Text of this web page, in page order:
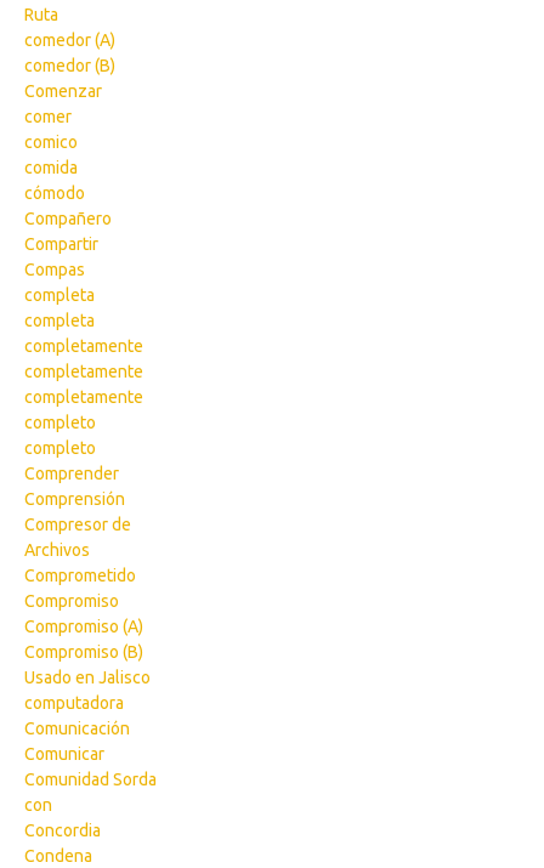
Ruta
comedor (A)
comedor (B)
Comenzar
comer
comico
comida
cómodo
Compañero
Compartir
Compas
completa
completa
completamente
completamente
completamente
completo
completo
Comprender
Comprensión
Compresor de
Archivos
Comprometido
Compromiso
Compromiso (A)
Compromiso (B)
Usado en Jalisco
computadora
Comunicación
Comunicar
Comunidad Sorda
con
Concordia
Condena